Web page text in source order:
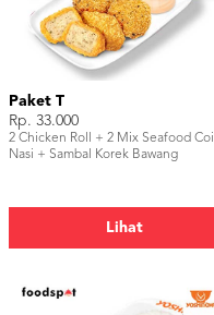
Paket T
Rp. 33.000
2 Chicken Roll + 2 Mix Seafood
Nasi + Sambal Korek Bawang
Lihat